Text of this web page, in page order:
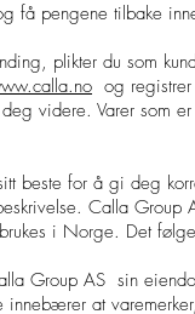
få pengene tilbake
plikter du som
og
videre. Varer som
beste for å gi deg
Calla
i Norge. Det
Group AS sin
at